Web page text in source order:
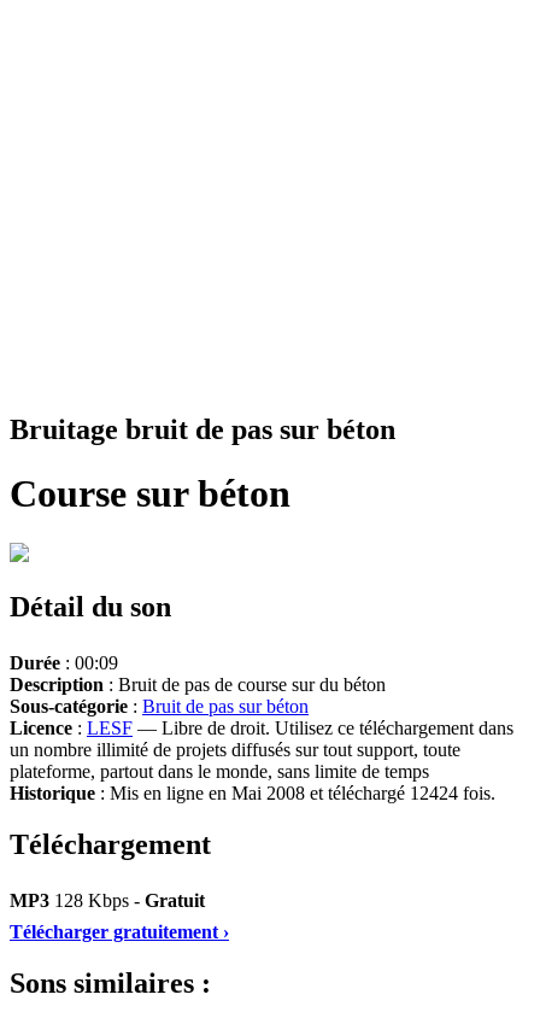
Bruitage bruit de pas sur béton
Course sur béton
Détail du son
Durée : 00:09
Description : Bruit de pas de course sur du béton
Sous-catégorie : Bruit de pas sur béton
Licence : LESF — Libre de droit. Utilisez ce téléchargement dans
un nombre illimité de projets diffusés sur tout support, toute
plateforme, partout dans le monde, sans limite de temps
Historique : Mis en ligne en Mai 2008 et téléchargé 12424 fois.
Téléchargement
MP3 128 Kbps - Gratuit
Télécharger gratuitement ›
Sons similaires :